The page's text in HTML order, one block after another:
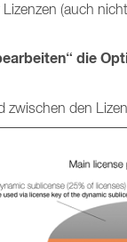
(auch
die
zwischen den